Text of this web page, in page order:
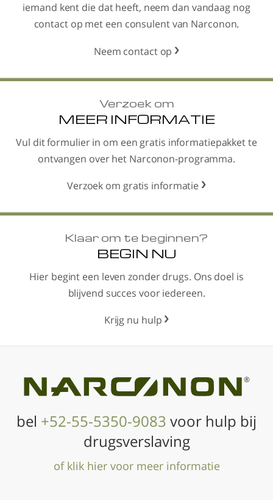
iemand kent die dat heeft, neem dan vandaag nog
contact op met een consulent van Narconon.
Neem contact op
Verzoek om
MEER INFORMATIE
Vul dit formulier in om een gratis informatiepakket te
ontvangen over het Narconon-programma.
Verzoek om gratis informatie
Klaar om te beginnen?
BEGIN NU
Hier begint een leven zonder drugs. Ons doel is
blijvend succes voor iedereen.
Krijg nu hulp
®
bel +52-55-5350-9083 voor hulp bij
drugsverslaving
of klik hier voor meer informatie